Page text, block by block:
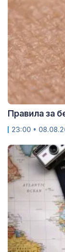
Правила за
23:00 •